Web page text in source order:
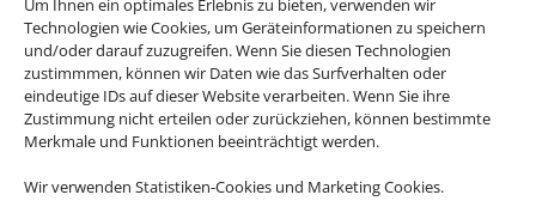
Technologien wie Cookies, um Geräteinformationen zu speichern
und/oder darauf zuzugreifen. Wenn Sie diesen Technologien
zustimmmen, können wir Daten wie das Surfverhalten oder
eindeutige IDs auf dieser Website verarbeiten. Wenn Sie ihre
Zustimmung nicht erteilen oder zurückziehen, können bestimmte
Merkmale und Funktionen beeinträchtigt werden.
Wir verwenden Statistiken-Cookies und Marketing Cookies.